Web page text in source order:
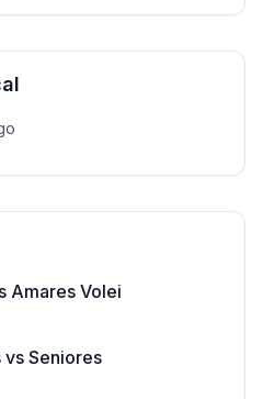
Amares Volei
vs Seniores